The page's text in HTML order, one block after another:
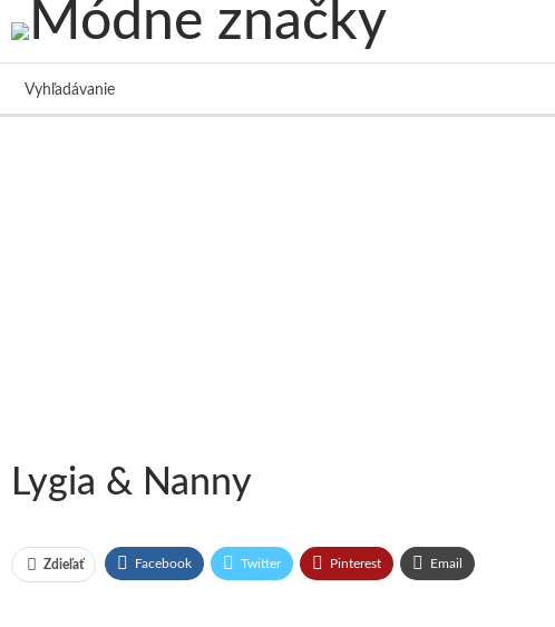
Vyhľadávanie
Lygia & Nanny
Zdieľať Facebook Twitter Pinterest Email